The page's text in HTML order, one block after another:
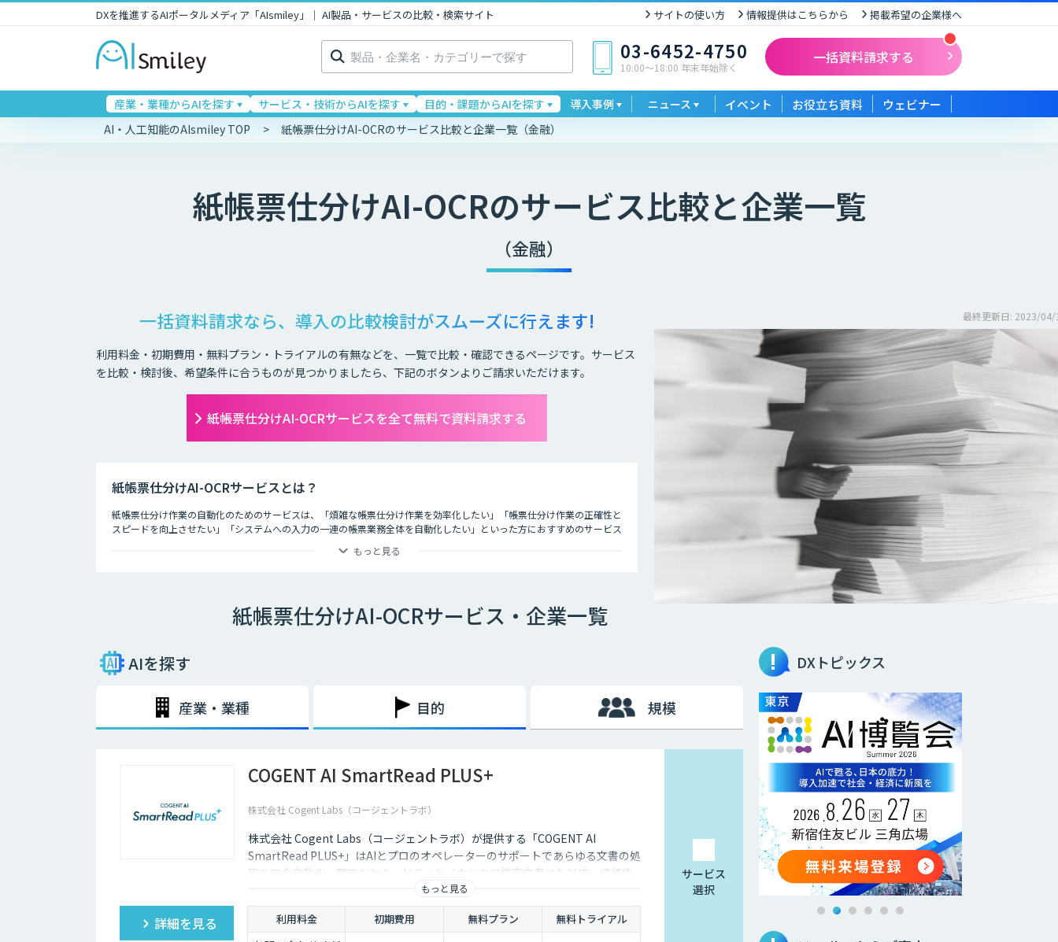
DXを推進するAIポータルメディア「AIsmiley」｜ AI製品・サービスの比較・検索サイト サイトの使い方 情報提供はこちらから 掲載希望の企業様へ
検
索: 03-6452-4750
10:00〜18:00 年末年始除く
一括資料請求する
産業・業種からAIを探す サービス・技術からAIを探す 目的・課題からAIを探す 導入事例 ニュース イベント お役立ち資料 ウェビナー
AI・人工知能のAIsmiley TOP 紙帳票仕分けAI-OCRのサービス比較と企業一覧（金融）
紙帳票仕分けAI-OCRのサービス比較と企業一覧
（金融）
一括資料請求なら、導入の比較検討がスムーズに行えます!
利用料金・初期費用・無料プラン・トライアルの有無などを、一覧で比較・確認できるページです。サービス
を比較・検討後、希望条件に合うものが見つかりましたら、下記のボタンよりご請求いただけます。
紙帳票仕分けAI-OCRサービスを全て無料で資料請求する
最終更新日: 2023/04/
紙帳票仕分けAI-OCRサービスとは？
紙帳票仕分け作業の自動化のためのサービスは、「煩雑な帳票仕分け作業を効率化したい」「帳票仕分け作業の正確性と
スピードを向上させたい」「システムへの入力の一連の帳票業務全体を自動化したい」といった方におすすめのサービス
どの取引先の帳票か、帳票の種類は何かを識別・仕分けする必要があります。 部分的に最適化を行っても業務全体を自動
もっと見る
紙帳票仕分けAI-OCRサービス・企業一覧
AIを探す
産業・業種 目的 規模
COGENT AI SmartRead PLUS+
株式会社 Cogent Labs（コージェントラボ）
株式会社 Cogent Labs（コージェントラボ）が提供する「COGENT AI
SmartRead PLUS+」はAIとプロのオペレーターのサポートであらゆる文書の処
理を完全自動化。堅牢なセキュリティとノウハウで機密文書にも対応、信頼性
もっと見る
詳細を見る 利用料金 初期費用 無料プラン 無料トライアル
サービス
選択
DXトピックス